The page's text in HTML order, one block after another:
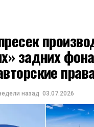
задних
назад 03.07.2026